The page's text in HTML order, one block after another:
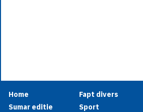
Home
Sumar editie
Fapt divers
Sport